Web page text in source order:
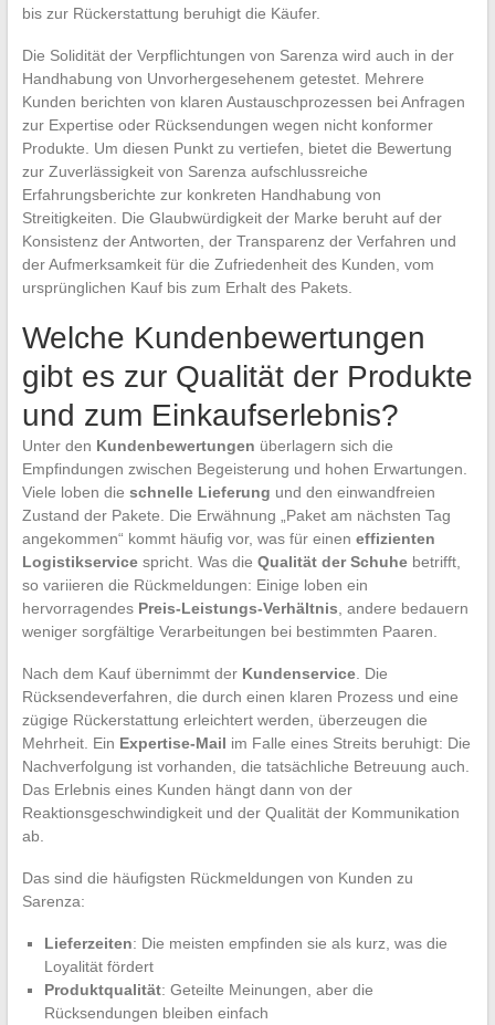
bis zur Rückerstattung beruhigt die Käufer.
Die Solidität der Verpflichtungen von Sarenza wird auch in der
Handhabung von Unvorhergesehenem getestet. Mehrere
Kunden berichten von klaren Austauschprozessen bei Anfragen
zur Expertise oder Rücksendungen wegen nicht konformer
Produkte. Um diesen Punkt zu vertiefen, bietet die Bewertung
zur Zuverlässigkeit von Sarenza aufschlussreiche
Erfahrungsberichte zur konkreten Handhabung von
Streitigkeiten. Die Glaubwürdigkeit der Marke beruht auf der
Konsistenz der Antworten, der Transparenz der Verfahren und
der Aufmerksamkeit für die Zufriedenheit des Kunden, vom
ursprünglichen Kauf bis zum Erhalt des Pakets.
Welche Kundenbewertungen
gibt es zur Qualität der Produkte
und zum Einkaufserlebnis?
Unter den Kundenbewertungen überlagern sich die
Empfindungen zwischen Begeisterung und hohen Erwartungen.
Viele loben die schnelle Lieferung und den einwandfreien
Zustand der Pakete. Die Erwähnung „Paket am nächsten Tag
angekommen“ kommt häufig vor, was für einen effizienten
Logistikservicespricht. Was die Qualität der Schuhebetrifft,
so variieren die Rückmeldungen: Einige loben ein
hervorragendes Preis-Leistungs-Verhältnis , andere bedauern
weniger sorgfältige Verarbeitungen bei bestimmten Paaren.
Nach dem Kauf übernimmt der Kundenservice. Die
Rücksendeverfahren, die durch einen klaren Prozess und eine
zügige Rückerstattung erleichtert werden, überzeugen die
Mehrheit. Ein Expertise-Mail im Falle eines Streits beruhigt: Die
Nachverfolgung ist vorhanden, die tatsächliche Betreuung auch.
Das Erlebnis eines Kunden hängt dann von der
Reaktionsgeschwindigkeit und der Qualität der Kommunikation
ab.
Das sind die häufigsten Rückmeldungen von Kunden zu
Sarenza:
Lieferzeiten: Die meisten empfinden sie als kurz, was die
Loyalität fördert
Produktqualität: Geteilte Meinungen, aber die
Rücksendungen bleiben einfach